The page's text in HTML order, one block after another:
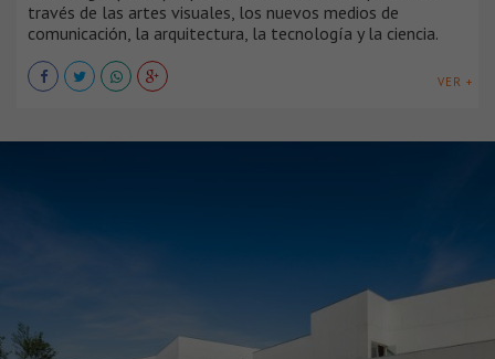
través de las artes visuales, los nuevos medios de
comunicación, la arquitectura, la tecnología y la ciencia.
VER +